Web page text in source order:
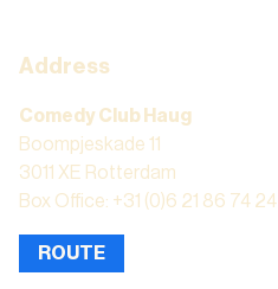
Address
Comedy Club Haug
Boompjeskade 11
3011 XE Rotterdam
Box Office: +31 (0)6 21 86 74 24
ROUTE